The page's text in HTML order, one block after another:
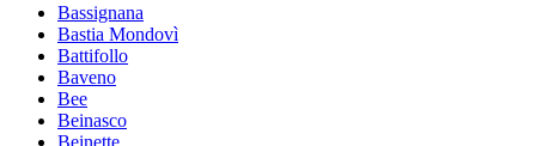
Bassignana
Bastia Mondovì
Battifollo
Baveno
Bee
Beinasco
Beinette